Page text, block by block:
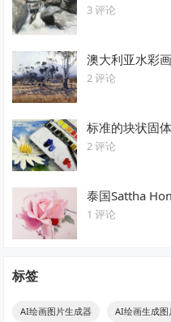
3 评论
澳大利亚水彩
2 评论
标准的块状固
2 评论
泰国Sattha
1 评论
标签
AI绘画图片生成器 AI绘画生成图